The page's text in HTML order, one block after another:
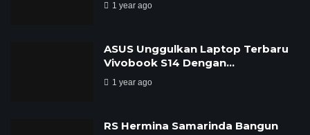
1 year ago
ASUS Unggulkan Laptop Terbaru
Vivobook S14 Dengan…
1 year ago
RS Hermina Samarinda Bangun